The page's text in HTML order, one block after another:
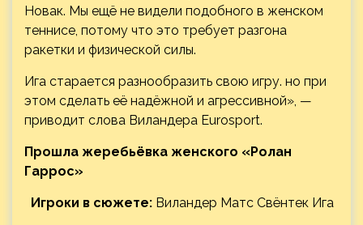
Новак. Мы ещё не видели подобного в женском
теннисе, потому что это требует разгона
ракетки и физической силы.
Ига старается разнообразить свою игру. но при
этом сделать её надёжной и агрессивной», —
приводит слова Виландера Eurosport.
Прошла жеребьёвка женского «Ролан
Гаррос»
Игроки в сюжете: Виландер Матс Свёнтек Ига